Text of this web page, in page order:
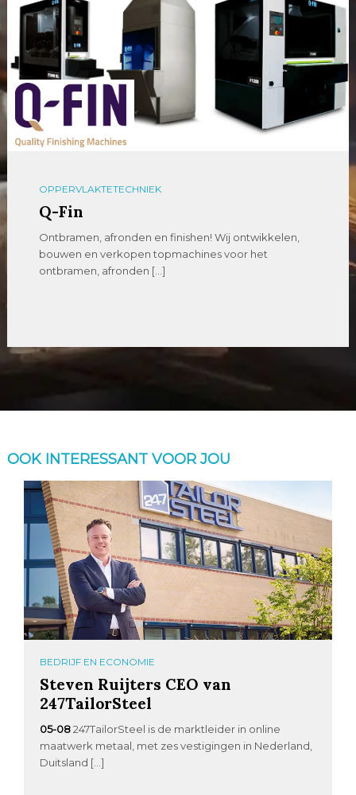
OPPERVLAKTETECHNIEK
Q-Fin
Ontbramen, afronden en finishen! Wij ontwikkelen,
bouwen en verkopen topmachines voor het
ontbramen, afronden […]
OOK INTERESSANT VOOR JOU
BEDRIJF EN ECONOMIE
Steven Ruijters CEO van
247TailorSteel
05-08 247TailorSteel is de marktleider in online
maatwerk metaal, met zes vestigingen in Nederland,
Duitsland […]